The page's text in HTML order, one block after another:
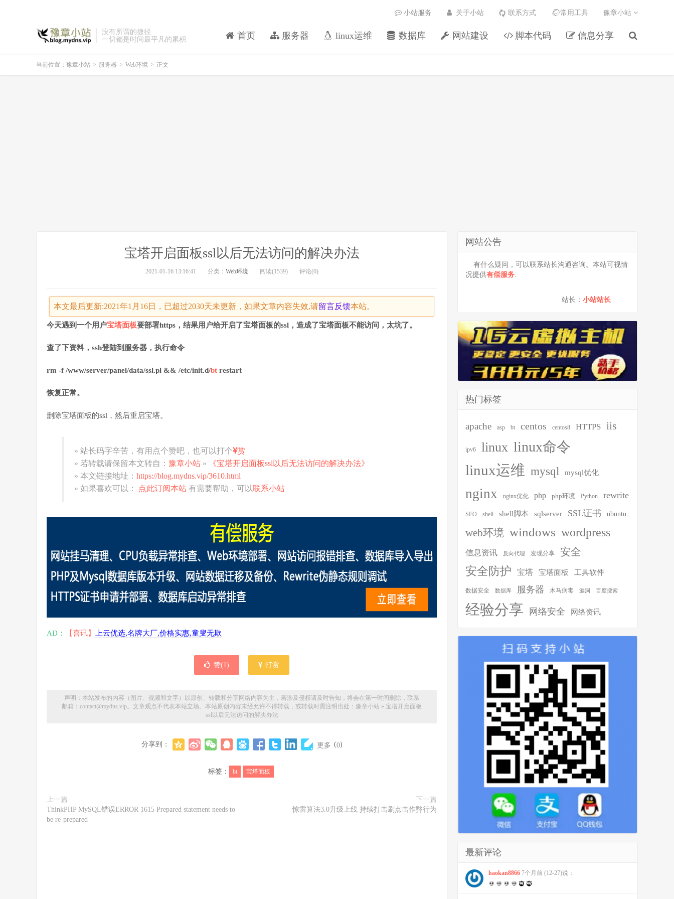
没有所谓的捷径
一切都是时间最平凡的累积
首页 服务器 linux运维 数据库 网站建设 脚本代码 信息分享
小站服务 关于小站 联系方式 常用工具 豫章小站
当前位置： 豫章小站 > 服务器 > Web环境 > 正文
宝塔开启面板ssl以后无法访问的解决办法
2021-01-16 13:16:41 分类： Web环境 阅读(1539) 评论(0)
本文最后更新:2021年1月16日，已超过2030天未更新，如果文章内容失效,请留言反馈本站。
今天遇到一个用户宝塔面板要部署https，结果用户给开启了宝塔面板的ssl，造成了宝塔面板不能访问，太坑了。
查了下资料，ssh登陆到服务器，执行命令
rm -f /www/server/panel/data/ssl.pl && /etc/init.d/bt restart
恢复正常。
删除宝塔面板的ssl，然后重启宝塔。
» 站长码字辛苦，有用点个赞吧，也可以打个 赏
» 若转载请保留本文转自： 豫章小站 »
《宝塔开启面板ssl以后无法访问的解决办法》
» 本文链接地址： https://blog.mydns.vip/3610.html
» 如果喜欢可以：
点此订阅本站 有需要帮助，可以联系小站
AD： 【喜讯】 上云优选,名牌大厂,价格实惠,童叟无欺
赞(1) 打赏
声明：本站发布的内容（图片、视频和文字）以原创、转载和分享网络内容为主，若涉及侵权请及时告知，将会在第一时间删除，联系
邮箱：contact@mydns.vip。文章观点不代表本站立场。本站原创内容未经允许不得转载，或转载时需注明出处： 豫章小站 » 宝塔开启面板
ssl以后无法访问的解决办法
分享到： 更多 (0)
标签： bt 宝塔面板
上一篇
ThinkPHP MySQL错误ERROR 1615 Prepared statement needs to
be re-prepared
下一篇
惊雷算法3.0升级上线 持续打击刷点击作弊行为
网站公告
有什么疑问，可以联系站长沟通咨询。本站可视情
况提供有偿服务.
站长： 小站站长
热门标签
apache asp bt centos centos8 HTTPS iis
ipv6 linux linux命令
linux运维 mysql mysql优化
nginx nginx优化 php php环境 Python rewrite
SEO shell shell脚本 sqlserver SSL证书 ubuntu
web环境 windows wordpress
信息资讯 反向代理 发现分享 安全
安全防护 宝塔 宝塔面板 工具软件
数据安全 数据库 服务器 木马病毒 漏洞 百度搜索
经验分享 网络安全 网络资讯
最新评论
haokan8866 7个月前 (12-27)说：